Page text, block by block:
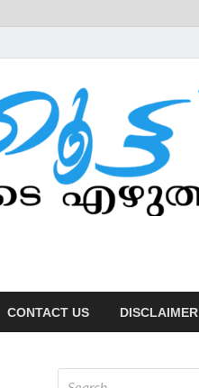
CONTACT US DISCLAIMER